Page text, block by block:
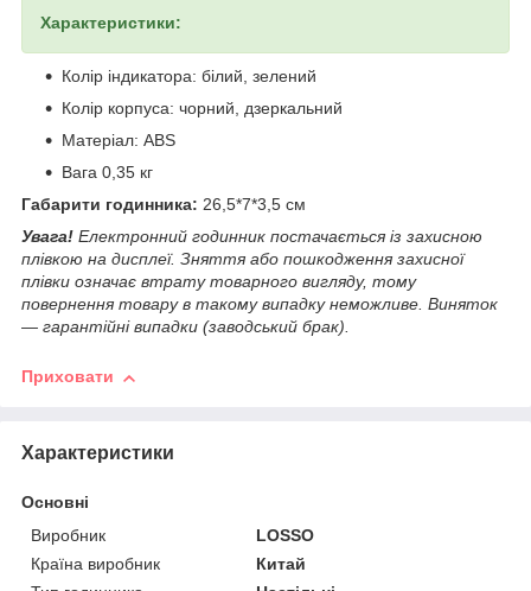
Характеристики:
Колір індикатора: білий, зелений
Колір корпуса: чорний, дзеркальний
Матеріал: ABS
Вага 0,35 кг
Габарити годинника: 26,5*7*3,5 см
Увага! Електронний годинник постачається із захисною
плівкою на дисплеї. Зняття або пошкодження захисної
плівки означає втрату товарного вигляду, тому
повернення товару в такому випадку неможливе. Виняток
— гарантійні випадки (заводський брак).
Приховати
Характеристики
Основні
Виробник
LOSSO
Країна виробник
Китай